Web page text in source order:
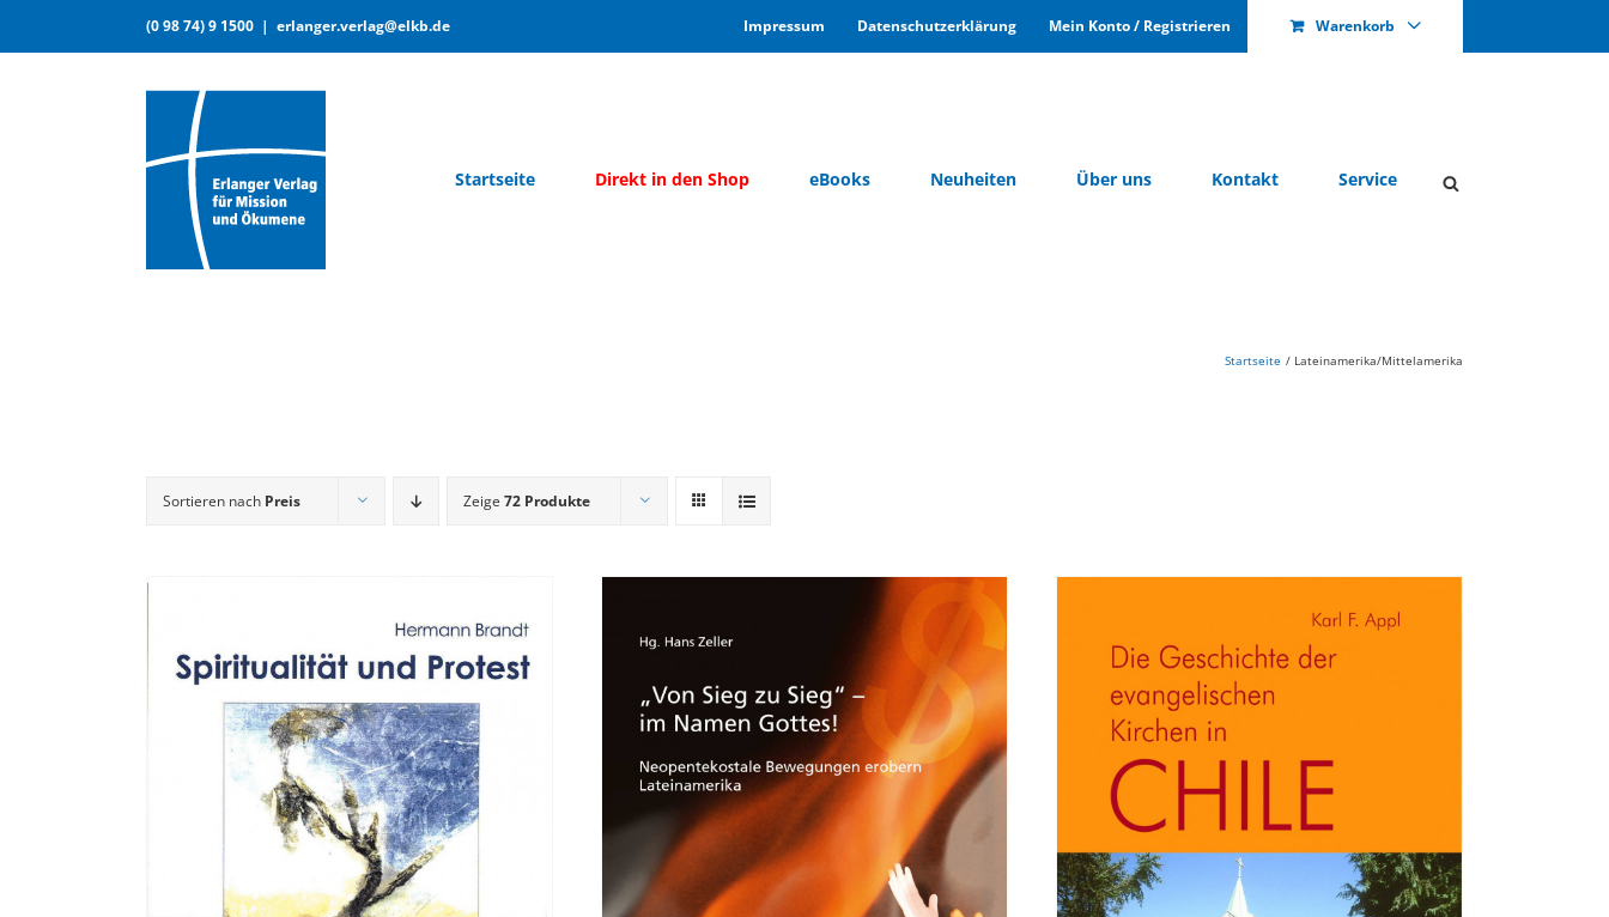
(0 98 74) 9 1500 | erlanger.verlag@elkb.de Im­pres­sum Da­ten­schutz­er­klä­rung Mein Kon­to / Re­gis­trie­ren Warenkorb
Start­sei­te Di­rekt in den Shop eBooks Neu­hei­ten Über uns Kon­takt Ser­vice
Startseite Lateinamerika/Mittelamerika
Sortieren nach Preis Zeige 72 Produkte